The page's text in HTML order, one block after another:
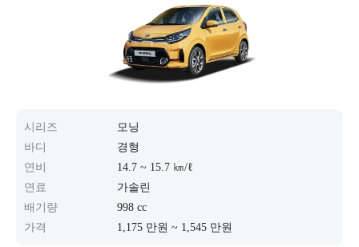
시리즈
모닝
바디
경형
연비
14.7 ~ 15.7 ㎞/ℓ
연료
가솔린
배기량
998 cc
가격
1,175 만원 ~ 1,545 만원